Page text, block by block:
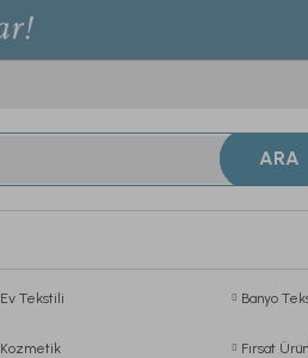
ARA
Ev Tekstili Banyo
Kozmetik Fırsat